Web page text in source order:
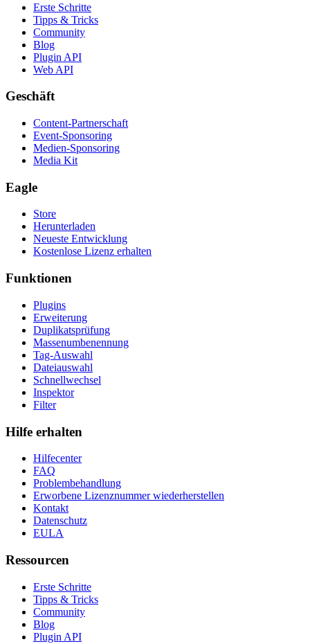
Erste Schritte
Tipps & Tricks
Community
Blog
Plugin API
Web API
Geschäft
Content-Partnerschaft
Event-Sponsoring
Medien-Sponsoring
Media Kit
Eagle
Store
Herunterladen
Neueste Entwicklung
Kostenlose Lizenz erhalten
Funktionen
Plugins
Erweiterung
Duplikatsprüfung
Massenumbenennung
Tag-Auswahl
Dateiauswahl
Schnellwechsel
Inspektor
Filter
Hilfe erhalten
Hilfecenter
FAQ
Problembehandlung
Erworbene Lizenznummer wiederherstellen
Kontakt
Datenschutz
EULA
Ressourcen
Erste Schritte
Tipps & Tricks
Community
Blog
Plugin API